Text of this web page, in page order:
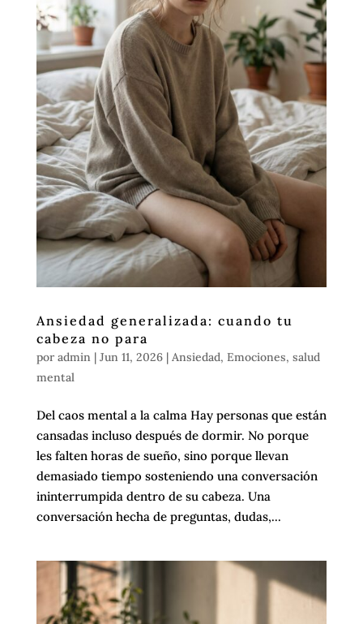
Ansiedad generalizada: cuando tu
cabeza no para
por admin| Jun 11, 2026| Ansiedad, Emociones, salud
mental
Del caos mental a la calma Hay personas que están
cansadas incluso después de dormir. No porque
les falten horas de sueño, sino porque llevan
demasiado tiempo sosteniendo una conversación
ininterrumpida dentro de su cabeza. Una
conversación hecha de preguntas, dudas,...